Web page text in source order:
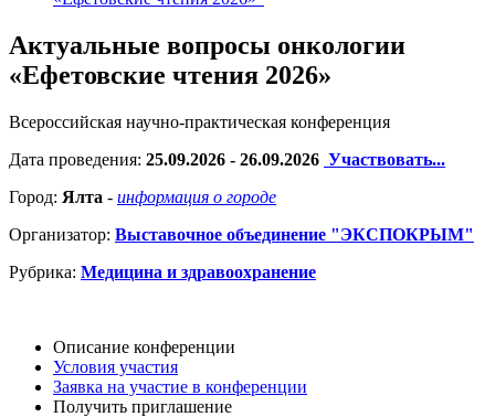
Актуальные вопросы онкологии
«Ефетовские чтения 2026»
Всероссийская научно-практическая конференция
Дата проведения: 25.09.2026 - 26.09.2026 Участвовать...
Город: Ялта - информация о городе
Организатор: Выставочное объединение "ЭКСПОКРЫМ"
Рубрика: Медицина и здравоохранение
Описание конференции
Условия участия
Заявка на участие в конференции
Получить приглашение